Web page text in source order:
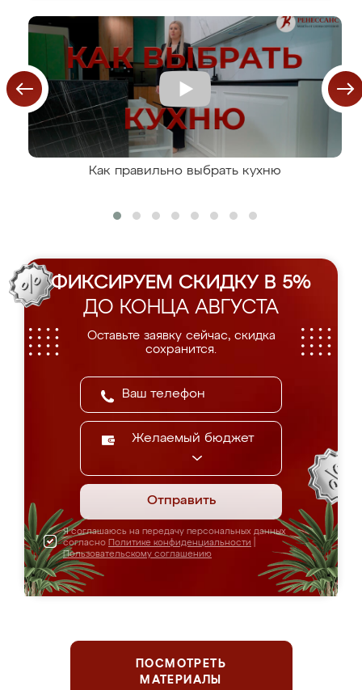
Как правильно выбрать кухню
ФИКСИРУЕМ СКИДКУ В 5%
ДО КОНЦА АВГУСТА
Оставьте заявку сейчас, скидка
сохранится.
Желаемый бюджет
Отправить
Я соглашаюсь на передачу персональных данных
согласно Политике конфиденциальности
Пользовательскому соглашению
ПОСМОТРЕТЬ
МАТЕРИАЛЫ